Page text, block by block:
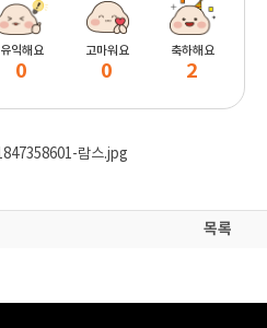
유익해요
0
고마워요
0
축하해요
2
목록